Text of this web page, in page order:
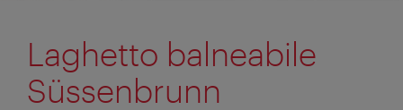
Laghetto balneabile
Süssenbrunn